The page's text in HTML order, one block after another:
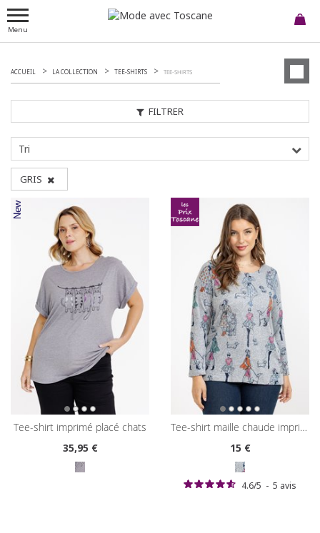
Menu
FILTRER
ACCUEIL LA COLLECTION TEE-SHIRTS TEE-SHIRTS
Tri
GRIS
tee-shirt imprimé placé chats
35,95 €
tee-shirt maille chaude imprimé
15€
4.6/5 - 5 avis